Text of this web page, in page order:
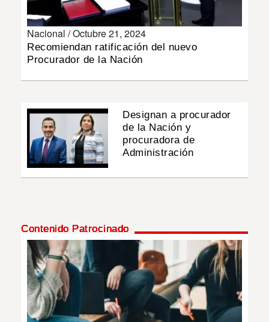
Nacional /Octubre 21, 2024
Recomiendan ratificación del nuevo
Procurador de la Nación
Designan a procurador
de la Nación y
procuradora de
Administración
Contenido Patrocinado